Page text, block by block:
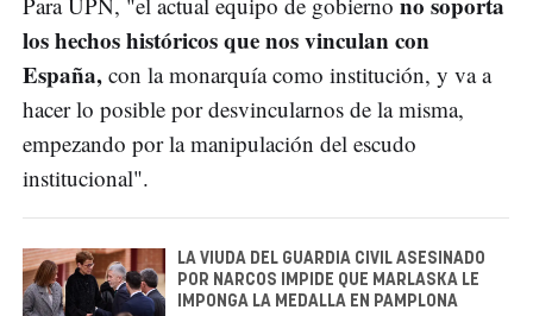
los hechos históricos que nos vinculan con
España, con la monarquía como institución, y va a
hacer lo posible por desvincularnos de la misma,
empezando por la manipulación del escudo
institucional".
LA VIUDA DEL GUARDIA CIVIL ASESINADO
POR NARCOS IMPIDE QUE MARLASKA LE
IMPONGA LA MEDALLA EN PAMPLONA